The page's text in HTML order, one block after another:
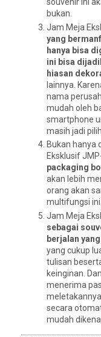
souvenir ini
bukan.
Jam Meja
yang
hanya bisa
ini bisa
hiasan
lainnya.
nama
mudah oleh
smartphone
masih jadi
Bukan hanya
Eksklusif
packaging
akan lebih
orang akan
multifungsi ini.
Jam Meja
sebagai
berjalan
yang cukup
tulisan
keinginan.
menerima
secara
mudah